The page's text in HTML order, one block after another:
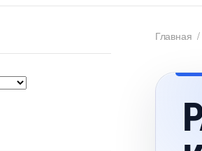
Главная /